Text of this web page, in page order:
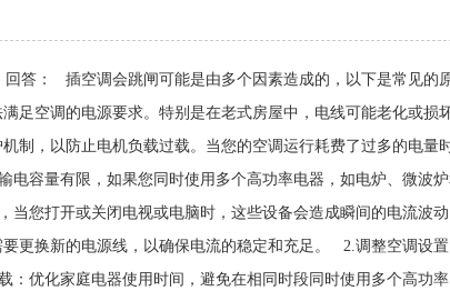
答： 插空调会跳闸可能是由多个因素造成的，以下是常见
足空调的电源要求。特别是在老式房屋中，电线可能老化或
制，以防止电机负载过载。当您的空调运行耗费了过多的电量
容量有限，如果您同时使用多个高功率电器，如电炉、微波
当您打开或关闭电视或电脑时，这些设备会造成瞬间的电流
更换新的电源线，以确保电流的稳定和充足。 2.调整空调设
：优化家庭电器使用时间，避免在相同时段同时使用多个高功